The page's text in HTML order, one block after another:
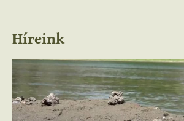
Híreink